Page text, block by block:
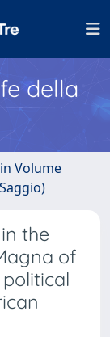
della
Volume
the
of